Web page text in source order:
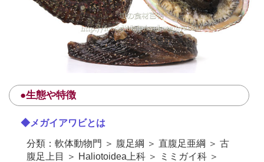
●生態や特徴
◆メガイアワビとは
分類：軟体動物門 ＞ 腹足綱 ＞ 直腹足亜綱 ＞ 古
腹足上目 ＞ Haliotoidea上科 ＞ ミミガイ科 ＞